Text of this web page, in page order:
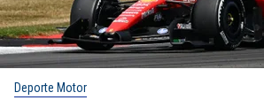
Deporte Motor